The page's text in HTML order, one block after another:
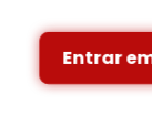
Entrar